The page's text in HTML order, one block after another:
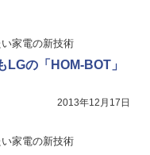
家電の新技術
LGの「HOM-BOT」
2013年12月17日
家電の新技術